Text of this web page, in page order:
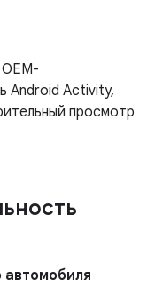
Android Activity,
просмотр